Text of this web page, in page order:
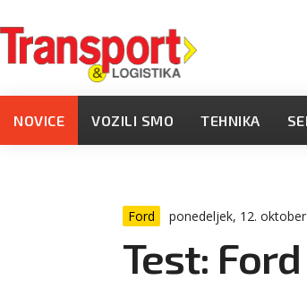
NOVICE VOZILI SMO TEHNIKA
Ford ponedeljek, 12.
Test: